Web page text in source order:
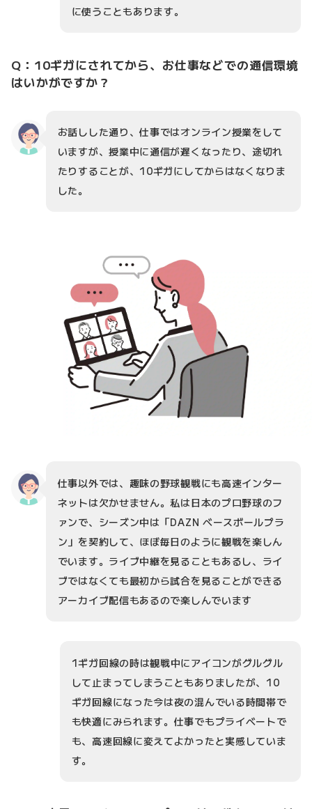
に使うこともあります。
Q：10ギガにされてから、お仕事などでの通信環境
はいかがですか？
お話しした通り、仕事ではオンライン授業をして
いますが、授業中に通信が遅くなったり、途切れ
たりすることが、10ギガにしてからはなくなりま
した。
仕事以外では、趣味の野球観戦にも高速インター
ネットは欠かせません。私は日本のプロ野球のフ
ァンで、シーズン中は「DAZN ベースボールプラ
ン」を契約して、ほぼ毎日のように観戦を楽しん
でいます。ライブ中継を見ることもあるし、ライ
ブではなくても最初から試合を見ることができる
アーカイブ配信もあるので楽しんでいます
1ギガ回線の時は観戦中にアイコンがグルグル
して止まってしまうこともありましたが、10
ギガ回線になった今は夜の混んでいる時間帯で
も快適にみられます。仕事でもプライベートで
も、高速回線に変えてよかったと実感していま
す。